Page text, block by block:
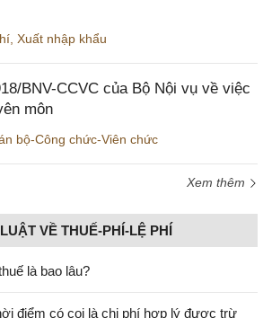
Xuất nhập khẩu
BNV-CCVC của Bộ Nội vụ về việc
môn
bộ-Công chức-Viên chức
Xem thêm
VỀ THUẾ-PHÍ-LỆ PHÍ
là bao lâu?
điểm có coi là chi phí hợp lý được trừ